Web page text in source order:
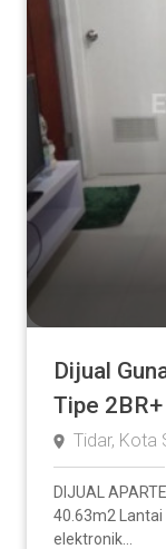
Dijual
Tipe
Tidar, Kota
DIJUAL
40.63m2 Lantai
elektronik...